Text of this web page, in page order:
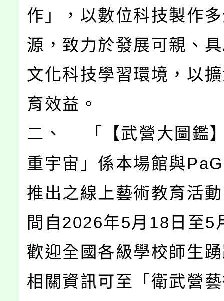
作」，以數位科技製作
源，致力於發展可親、
文化科技學習環境，以
育效益。
二、 「【武營大圖鑑
重宇宙」係本場館與
推出之線上藝術教育活
間自2026年5月18日至5
歡迎全國各級學校師生
相關資訊可至「衛武營